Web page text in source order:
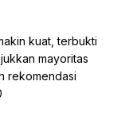
kuat, terbukti
mayoritas
rekomendasi